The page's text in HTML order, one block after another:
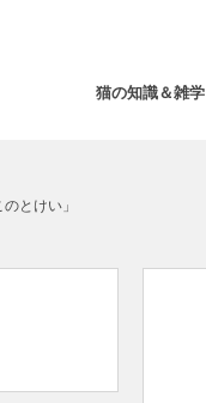
猫の知識＆雑学
とけい」